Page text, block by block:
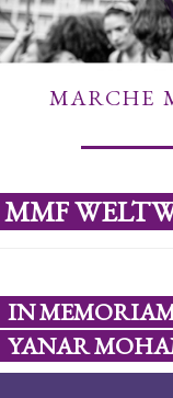
MITMACHEN
MEHR ERFAHREN
MARCHE
MMF
IN
YANAR